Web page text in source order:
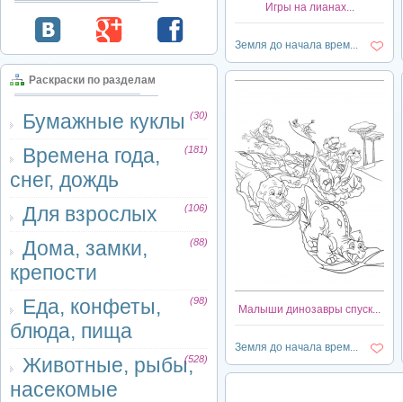
Раскраски по разделам
Бумажные куклы (30)
Времена года,
снег, дождь
(181)
Для взрослых (106)
Дома, замки,
крепости
(88)
Еда, конфеты,
блюда, пища
(98)
Животные, рыбы,
насекомые
(528)
Игры на лианах...
Земля до начала врем...
Малыши динозавры спуск...
Земля до начала врем...